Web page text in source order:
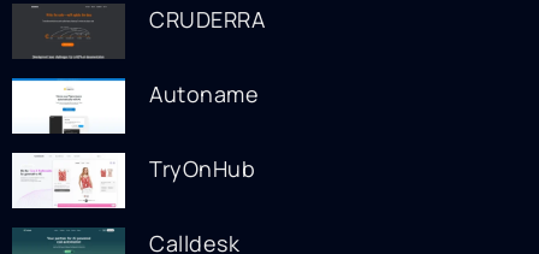
CRUDERRA
Autoname
TryOnHub
Calldesk